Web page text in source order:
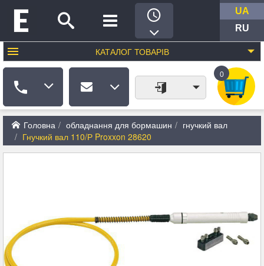
UA
RU
КАТАЛОГ ТОВАРІВ
0
Головна обладнання для бормашин
гнучкий вал
Гнучкий вал 110/Р Proxxon 28620